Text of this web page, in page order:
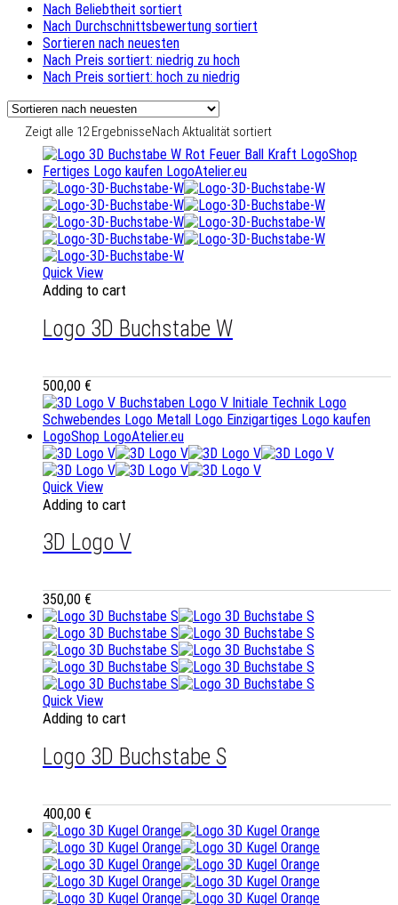
Nach Beliebtheit sortiert
Nach Durchschnittsbewertung sortiert
Sortieren nach neuesten
Nach Preis sortiert: niedrig zu hoch
Nach Preis sortiert: hoch zu niedrig
Zeigt alle 12 ErgebnisseNach Aktualität sortiert
Quick View
Adding to cart
Logo 3D Buchstabe W
500,00 €
Quick View
Adding to cart
3D Logo V
350,00 €
Quick View
Adding to cart
Logo 3D Buchstabe S
400,00 €